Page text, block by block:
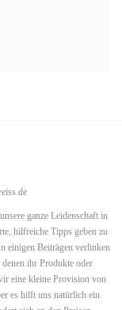
ganze Leidenschaft in
hilfreiche Tipps geben zu
einigen Beiträgen verlinken
ihr Produkte oder
eine kleine Provision von
es hilft uns natürlich ein